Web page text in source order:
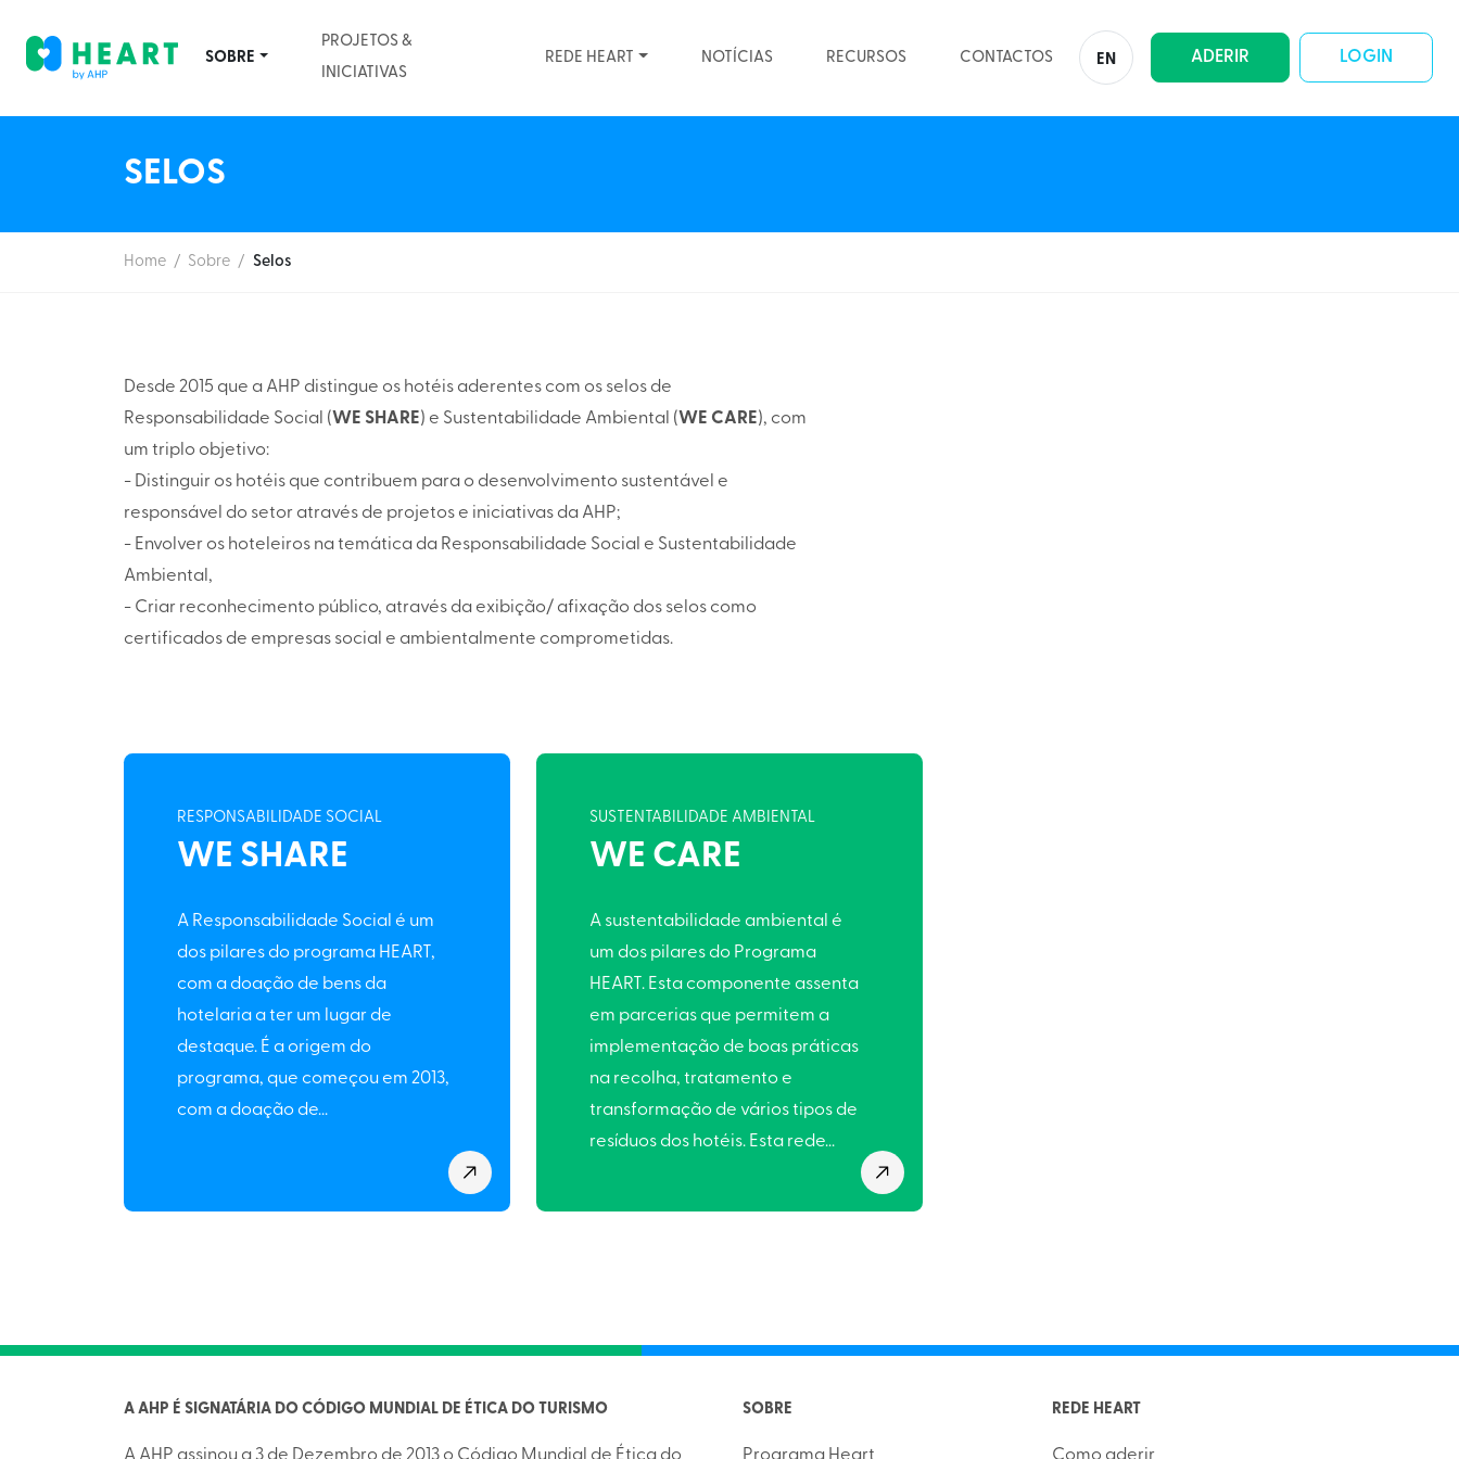
SOBRE
PROJETOS &
INICIATIVAS
REDE HEART NOTÍCIAS RECURSOS CONTACTOS EN ADERIR LOGIN
SELOS
Home / Sobre / Selos
Desde 2015 que a AHP distingue os hotéis aderentes com os selos de
Responsabilidade Social (WE SHARE) e Sustentabilidade Ambiental (WE CARE), com
um triplo objetivo:
- Distinguir os hotéis que contribuem para o desenvolvimento sustentável e
responsável do setor através de projetos e iniciativas da AHP;
- Envolver os hoteleiros na temática da Responsabilidade Social e Sustentabilidade
Ambiental,
- Criar reconhecimento público, através da exibição/ afixação dos selos como
certificados de empresas social e ambientalmente comprometidas.
RESPONSABILIDADE SOCIAL
WE SHARE
A Responsabilidade Social é um
dos pilares do programa HEART,
com a doação de bens da
hotelaria a ter um lugar de
destaque. É a origem do
programa, que começou em 2013,
com a doação de...
SUSTENTABILIDADE AMBIENTAL
WE CARE
A sustentabilidade ambiental é
um dos pilares do Programa
HEART. Esta componente assenta
em parcerias que permitem a
implementação de boas práticas
na recolha, tratamento e
transformação de vários tipos de
resíduos dos hotéis. Esta rede...
A AHP É SIGNATÁRIA DO CÓDIGO MUNDIAL DE ÉTICA DO TURISMO
A AHP assinou a 3 de Dezembro de 2013 o Código Mundial de Ética do
SOBRE
Programa Heart
REDE HEART
Como aderir